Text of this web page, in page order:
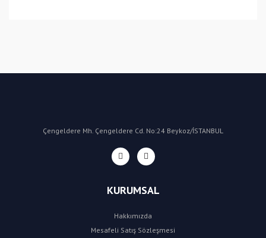
Çengeldere Mh. Çengeldere Cd. No:24 Beykoz/İSTANBUL
KURUMSAL
Hakkımızda
Mesafeli Satış Sözleşmesi